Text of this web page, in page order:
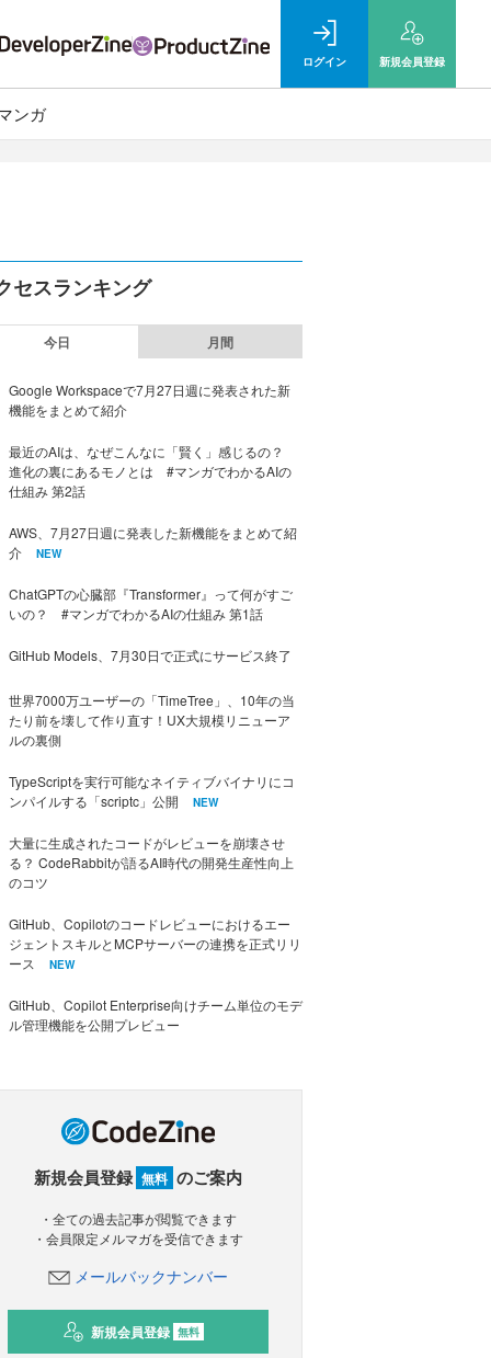
ログイン 新規会員登録
ンガ
セスランキング
今日 月間
Google Workspaceで7月27日週に発表された新
機能をまとめて紹介
最近のAIは、なぜこんなに「賢く」感じるの？
進化の裏にあるモノとは #マンガでわかるAIの
仕組み 第2話
AWS、7月27日週に発表した新機能をまとめて紹
介
NEW
ChatGPTの心臓部『Transformer』って何がすご
いの？ #マンガでわかるAIの仕組み 第1話
GitHub Models、7月30日で正式にサービス終了
世界7000万ユーザーの「TimeTree」、10年の当
たり前を壊して作り直す！UX大規模リニューア
ルの裏側
TypeScriptを実行可能なネイティブバイナリにコ
ンパイルする「scriptc」公開
NEW
大量に生成されたコードがレビューを崩壊させ
る？ CodeRabbitが語るAI時代の開発生産性向上
のコツ
GitHub、Copilotのコードレビューにおけるエー
ジェントスキルとMCPサーバーの連携を正式リリ
ース
NEW
GitHub、Copilot Enterprise向けチーム単位のモデ
ル管理機能を公開プレビュー
新規会員登録 無料 のご案内
・全ての過去記事が閲覧できます
・会員限定メルマガを受信できます
メールバックナンバー
新規会員登録 無料